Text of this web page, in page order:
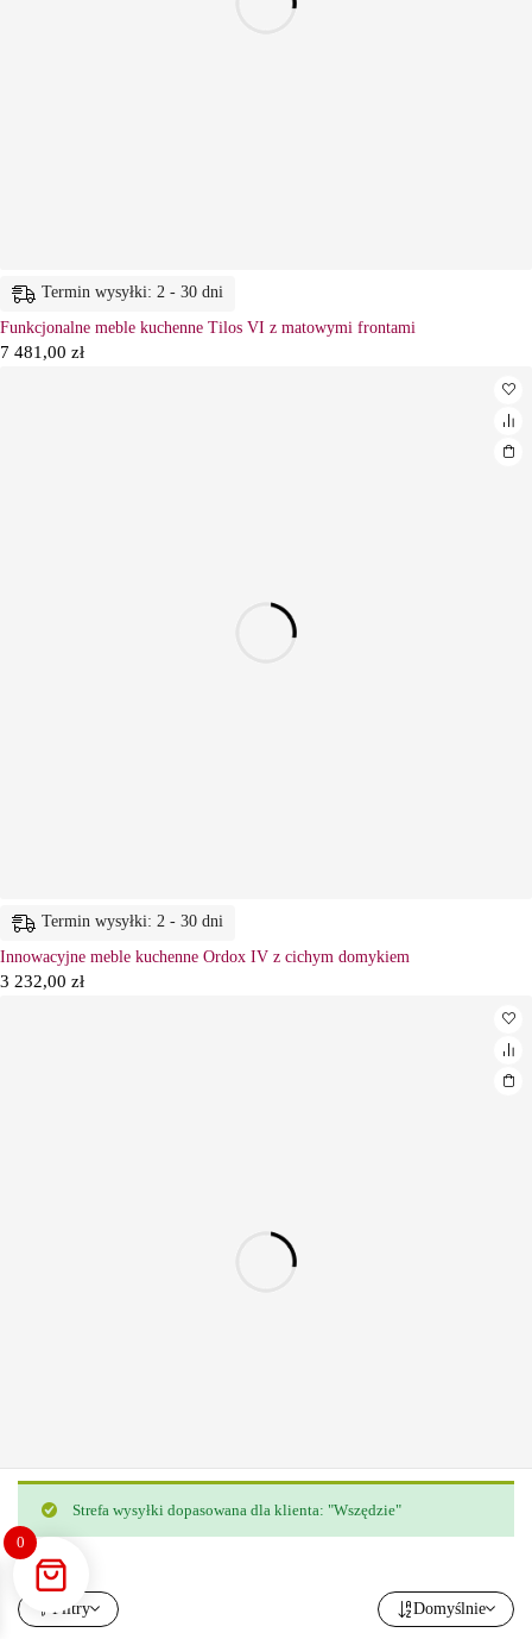
Strefa wysyłki dopasowana dla klienta: "Wszędzie"
Filtry Domyślnie
Termin wysyłki: 2 - 30 dni
Funkcjonalne meble kuchenne Tilos VI z matowymi frontami
7 481,00 zł
Termin wysyłki: 2 - 30 dni
Innowacyjne meble kuchenne Ordox IV z cichym domykiem
3 232,00 zł
Klasyczne meble kuchenne Nancy VI z systemem cichego domykania
3 184,00zł
0